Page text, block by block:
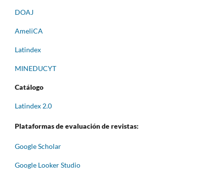
DOAJ
AmeliCA
Latindex
MINEDUCYT
Catálogo
Latindex 2.0
Plataformas de evaluación de revistas:
Google Scholar
Google Looker Studio